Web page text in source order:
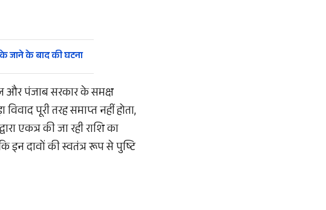
जाने के बाद की घटना
और पंजाब सरकार के समक्ष
पूरी तरह समाप्त नहीं होता,
एकत्र की जा रही राशि का
इन दावों की स्वतंत्र रूप से पुष्टि